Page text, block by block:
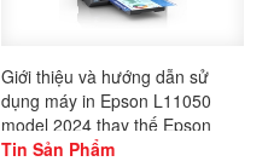
Giới thiệu và hướng dẫn sử
dụng máy in Epson L11050
model 2024 thay thế Epson
L1300
Tin Sản Phẩm